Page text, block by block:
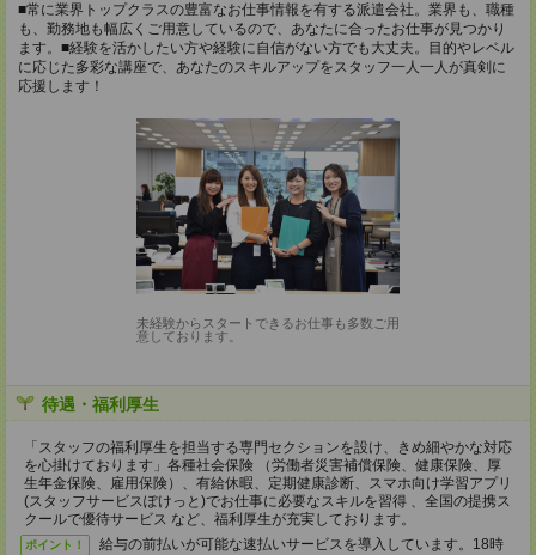
■常に業界トップクラスの豊富なお仕事情報を有する派遣会社。業界も、職種
も、勤務地も幅広くご用意しているので、あなたに合ったお仕事が見つかり
ます。■経験を活かしたい方や経験に自信がない方でも大丈夫。目的やレベル
に応じた多彩な講座で、あなたのスキルアップをスタッフ一人一人が真剣に
応援します！
未経験からスタートできるお仕事も多数ご用
意しております。
待遇・福利厚生
「スタッフの福利厚生を担当する専門セクションを設け、きめ細やかな対応
を心掛けております」各種社会保険 （労働者災害補償保険、健康保険、厚
生年金保険、雇用保険）、有給休暇、定期健康診断、スマホ向け学習アプリ
(スタッフサービスぽけっと)でお仕事に必要なスキルを習得 、全国の提携ス
クールで優待サービス など、福利厚生が充実しております。
ポイント！
給与の前払いが可能な速払いサービスを導入しています。18時